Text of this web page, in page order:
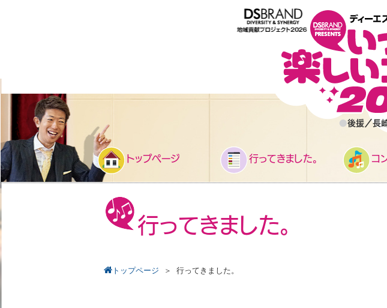
●後援／長
トップページ 行ってきました。 コ
行ってきました。
トップページ ＞ 行ってきました。